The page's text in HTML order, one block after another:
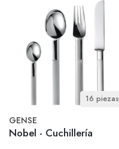
16 piezas
GENSE
Nobel - Cuchillería